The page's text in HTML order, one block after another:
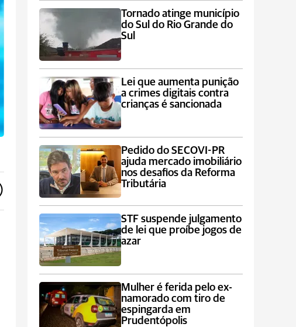
Tornado atinge município
do Sul do Rio Grande do
Sul
Lei que aumenta punição
a crimes digitais contra
crianças é sancionada
Pedido do SECOVI-PR
ajuda mercado imobiliário
nos desafios da Reforma
Tributária
STF suspende julgamento
de lei que proíbe jogos de
azar
Mulher é ferida pelo ex-
namorado com tiro de
espingarda em
Prudentópolis